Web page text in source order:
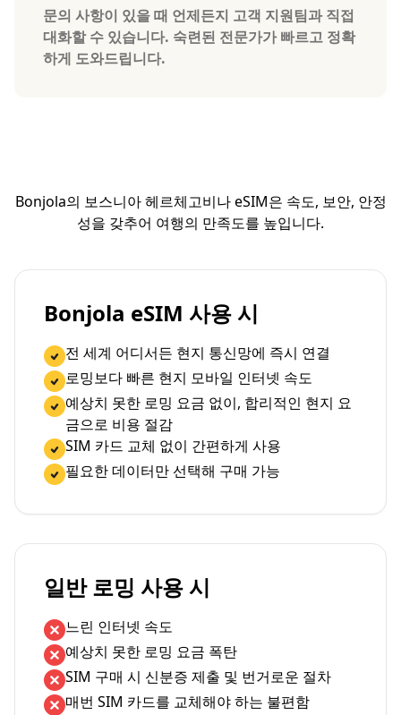
문의 사항이 있을 때 언제든지 고객 지원팀과 직접
대화할 수 있습니다. 숙련된 전문가가 빠르고 정확
하게 도와드립니다.
Bonjola의 보스니아 헤르체고비나 eSIM은 속도, 보안, 안정
성을 갖추어 여행의 만족도를 높입니다.
Bonjola eSIM 사용 시
전 세계 어디서든 현지 통신망에 즉시 연결
로밍보다 빠른 현지 모바일 인터넷 속도
예상치 못한 로밍 요금 없이, 합리적인 현지 요
금으로 비용 절감
SIM 카드 교체 없이 간편하게 사용
필요한 데이터만 선택해 구매 가능
일반 로밍 사용 시
느린 인터넷 속도
예상치 못한 로밍 요금 폭탄
SIM 구매 시 신분증 제출 및 번거로운 절차
매번 SIM 카드를 교체해야 하는 불편함